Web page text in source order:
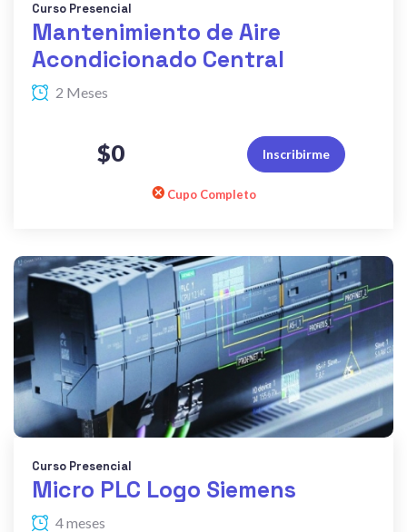
Curso Presencial
Mantenimiento de Aire
Acondicionado Central
2 Meses
$0 Inscribirme
Cupo Completo
Curso Presencial
Micro PLC Logo Siemens
4 meses